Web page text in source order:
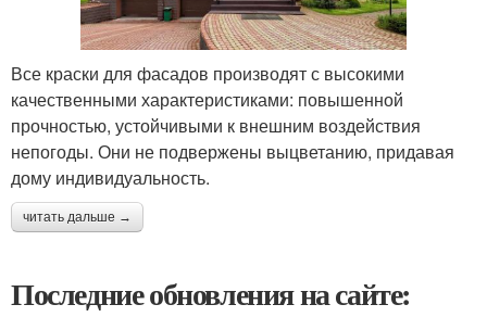
Все краски для фасадов производят с высокими
качественными характеристиками: повышенной
прочностью, устойчивыми к внешним воздействия
непогоды. Они не подвержены выцветанию, придавая
дому индивидуальность.
читать дальше →
Последние обновления на сайте: